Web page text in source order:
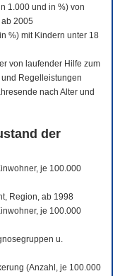
1.000 und in %) von
2005
%) mit Kindern unter 18
von laufender Hilfe zum
Regelleistungen
nach Alter und
der
je 100.000
Region, ab 1998
je 100.000
u.
(Anzahl, je 100.000